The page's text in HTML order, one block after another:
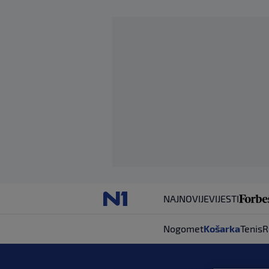
NAJNOVIJEVIJESTI
NogometKošarkaTenis